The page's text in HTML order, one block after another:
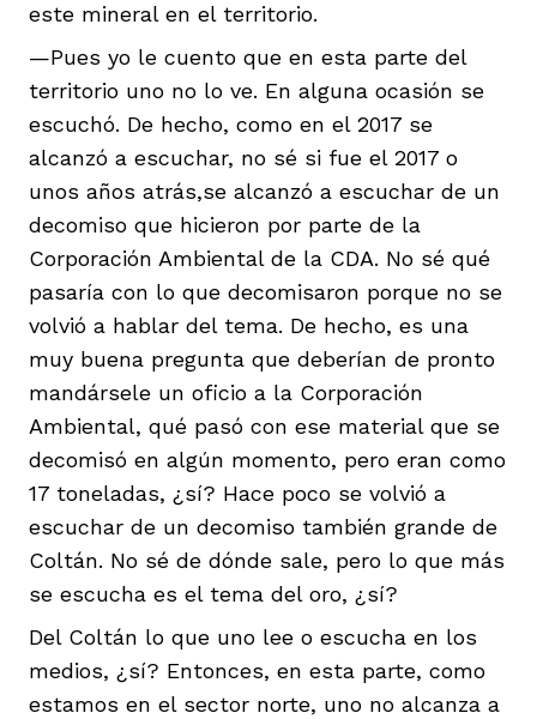
este mineral en el territorio.
—Pues yo le cuento que en esta parte del
territorio uno no lo ve. En alguna ocasión se
escuchó. De hecho, como en el 2017 se
alcanzó a escuchar, no sé si fue el 2017 o
unos años atrás,se alcanzó a escuchar de un
decomiso que hicieron por parte de la
Corporación Ambiental de la CDA. No sé qué
pasaría con lo que decomisaron porque no se
volvió a hablar del tema. De hecho, es una
muy buena pregunta que deberían de pronto
mandársele un oficio a la Corporación
Ambiental, qué pasó con ese material que se
decomisó en algún momento, pero eran como
17 toneladas, ¿sí? Hace poco se volvió a
escuchar de un decomiso también grande de
Coltán. No sé de dónde sale, pero lo que más
se escucha es el tema del oro, ¿sí?
Del Coltán lo que uno lee o escucha en los
medios, ¿sí? Entonces, en esta parte, como
estamos en el sector norte, uno no alcanza a